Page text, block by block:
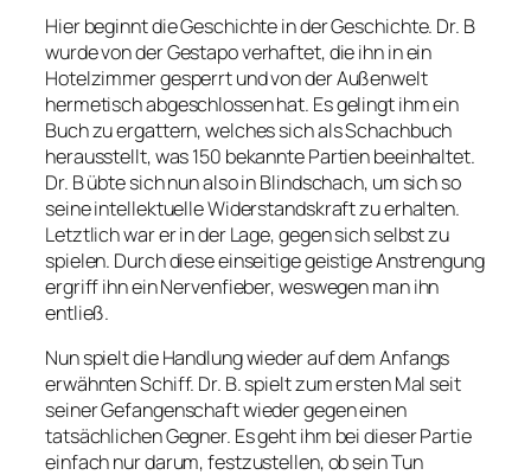
Hier beginnt die Geschichte in der Geschichte. Dr. B
wurde von der Gestapo verhaftet, die ihn in ein
Hotelzimmer gesperrt und von der Außenwelt
hermetisch abgeschlossen hat. Es gelingt ihm ein
Buch zu ergattern, welches sich als Schachbuch
herausstellt, was 150 bekannte Partien beeinhaltet.
Dr. B übte sich nun also in Blindschach, um sich so
seine intellektuelle Widerstandskraft zu erhalten.
Letztlich war er in der Lage, gegen sich selbst zu
spielen. Durch diese einseitige geistige Anstrengung
ergriff ihn ein Nervenfieber, weswegen man ihn
entließ.
Nun spielt die Handlung wieder auf dem Anfangs
erwähnten Schiff. Dr. B. spielt zum ersten Mal seit
seiner Gefangenschaft wieder gegen einen
tatsächlichen Gegner. Es geht ihm bei dieser Partie
einfach nur darum, festzustellen, ob sein Tun